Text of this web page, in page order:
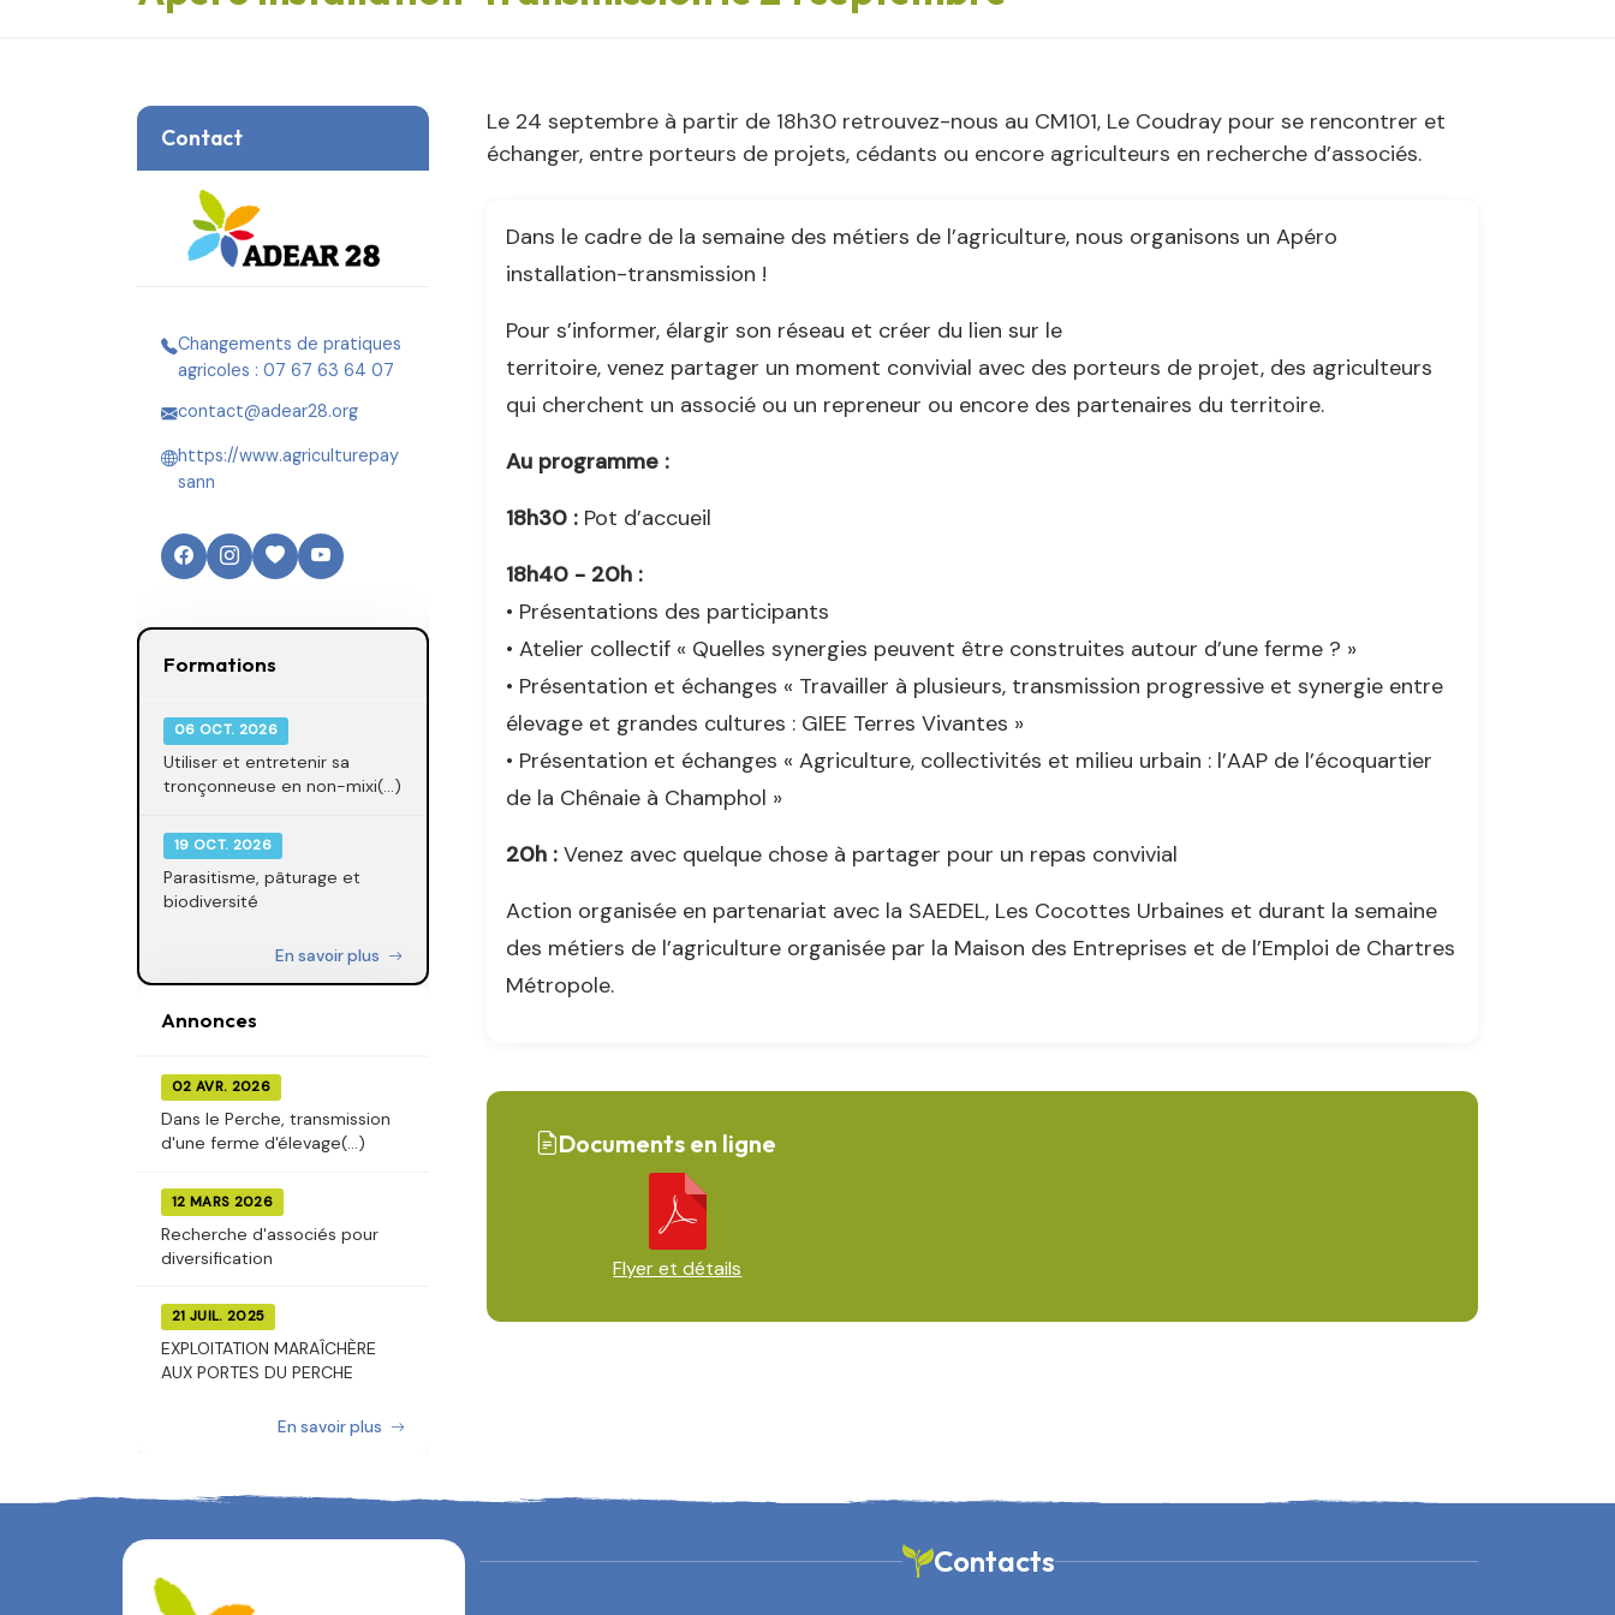
Contact
Changements de pratiques
agricoles : 07 67 63 64 07
contact@adear28.org
https://www.agriculturepay
sann
Formations
06 OCT. 2026
Utiliser et entretenir sa
tronçonneuse en non-mixi(...)
19 OCT. 2026
Parasitisme, pâturage et
biodiversité
En savoir plus
Annonces
02 AVR. 2026
Dans le Perche, transmission
d'une ferme d'élevage(...)
12 MARS 2026
Recherche d'associés pour
diversification
21 JUIL. 2025
EXPLOITATION MARAÎCHÈRE
AUX PORTES DU PERCHE
En savoir plus
Le 24 septembre à partir de 18h30 retrouvez-nous au CM101, Le Coudray pour se rencontrer et
échanger, entre porteurs de projets, cédants ou encore agriculteurs en recherche d’associés.
Dans le cadre de la semaine des métiers de l’agriculture, nous organisons un Apéro
installation-transmission !
Pour s’informer, élargir son réseau et créer du lien sur le
territoire, venez partager un moment convivial avec des porteurs de projet, des agriculteurs
qui cherchent un associé ou un repreneur ou encore des partenaires du territoire.
Au programme :
18h30 : Pot d’accueil
18h40 - 20h :
• Présentations des participants
• Atelier collectif « Quelles synergies peuvent être construites autour d’une ferme ? »
• Présentation et échanges « Travailler à plusieurs, transmission progressive et synergie entre
élevage et grandes cultures : GIEE Terres Vivantes »
• Présentation et échanges « Agriculture, collectivités et milieu urbain : l’AAP de l’écoquartier
de la Chênaie à Champhol »
20h : Venez avec quelque chose à partager pour un repas convivial
Action organisée en partenariat avec la SAEDEL, Les Cocottes Urbaines et durant la semaine
des métiers de l’agriculture organisée par la Maison des Entreprises et de l’Emploi de Chartres
Métropole.
Documents en ligne
Flyer et détails
Contacts